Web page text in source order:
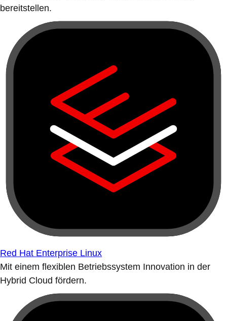
bereitstellen.
Red Hat Enterprise Linux
Mit einem flexiblen Betriebssystem Innovation in der
Hybrid Cloud fördern.